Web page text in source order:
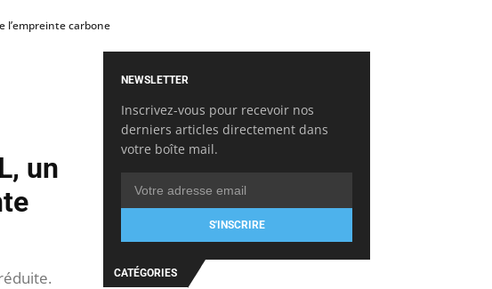
l’empreinte carbone
un
NEWSLETTER
Inscrivez-vous pour recevoir nos
derniers articles directement dans
votre boîte mail.
S'INSCRIRE
CATÉGORIES